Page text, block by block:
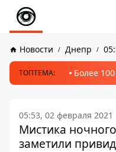
Новости Днепр
ТОПТЕМА: Более
05:53, 02 февраля 2021
Мистика
заметили